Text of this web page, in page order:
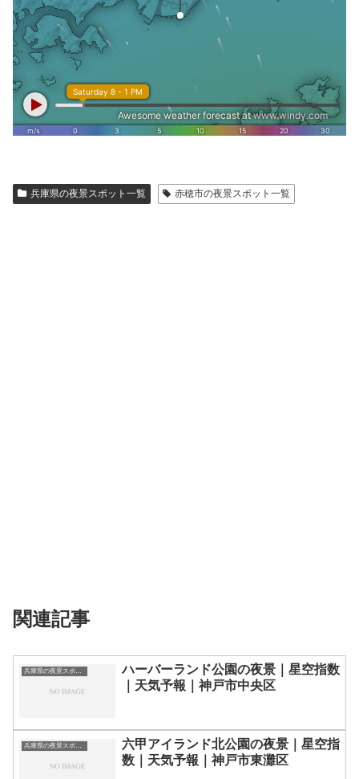
兵庫県の夜景スポット一覧 赤穂市の夜景スポット一覧
関連記事
兵庫県の夜景スポット一覧
ハーバーランド公園の夜景｜星空指数
｜天気予報｜神戸市中央区
兵庫県の夜景スポット一覧
六甲アイランド北公園の夜景｜星空指
数｜天気予報｜神戸市東灘区